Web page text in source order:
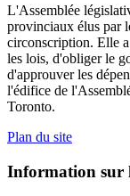
L'Assemblée
provinciaux élus par
circonscription. Elle
les lois, d'obliger le
d'approuver les
l'édifice de
Toronto.
Plan du site
Information sur